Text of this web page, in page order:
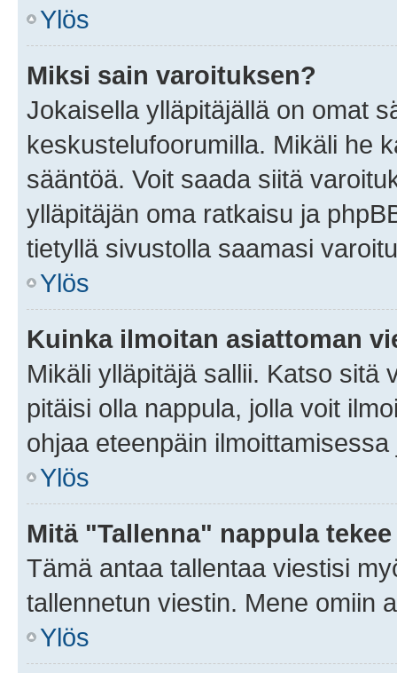
Ylös
Miksi sain varoituksen?
Jokaisella ylläpitäjällä on omat
keskustelufoorumilla. Mikäli he
sääntöä. Voit saada siitä
ylläpitäjän oma ratkaisu ja
tietyllä sivustolla saamasi
Ylös
Kuinka ilmoitan asiattoman
Mikäli ylläpitäjä sallii. Katso sitä
pitäisi olla nappula, jolla voit
ohjaa eteenpäin
Ylös
Mitä "Tallenna" nappula
Tämä antaa tallentaa viestisi
tallennetun viestin. Mene omiin
Ylös